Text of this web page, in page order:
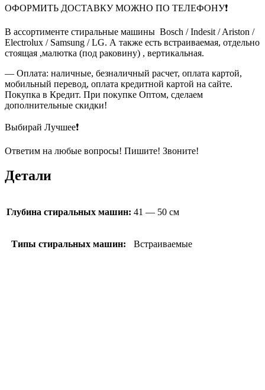
ОФОРМИТЬ ДОСТАВКУ МОЖНО ПО ТЕЛЕФОНУ❗
В ассортименте стиральные машины Bosch / Indesit / Ariston /
Electrolux / Samsung / LG. А также есть встраиваемая, отдельно
стоящая ,малютка (под раковину) , вертикальная.
— Оплата: наличные, безналичный расчет, оплата картой,
мобильный перевод, оплата кредитной картой на сайте.
Покупка в Кредит. При покупке Оптом, сделаем
дополнительные скидки!
Выбирай Лучшее❗
Ответим на любые вопросы! Пишите! Звоните!
Детали
Глубина стиральных машин: 41 — 50 см
Типы стиральных машин: Встраиваемые